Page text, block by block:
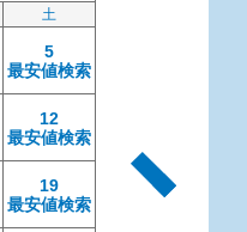
土
5
最安値検索
12
最安値検索
19
最安値検索
11
最安値検索